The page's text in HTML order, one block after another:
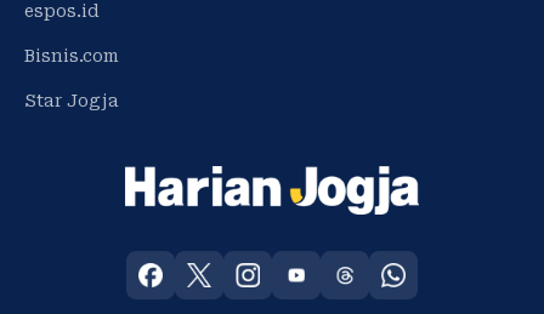
espos.id
Bisnis.com
Star Jogja